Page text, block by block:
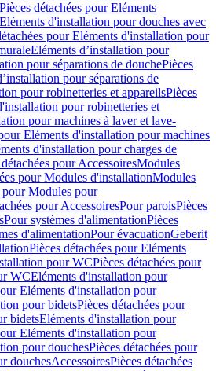
Pièces détachées pour Eléments
Eléments d'installation pour douches avec
pour Eléments d'installation pour
Eléments d’installation pour
pour séparations de douchePièces
pour séparations de
pour robinetteries et appareilsPièces
pour robinetteries et
pour machines à laver et lave-
Eléments d'installation pour machines
d'installation pour charges de
pour AccessoiresModules
pour Modules d'installationModules
pour Modules pour
pour AccessoiresPour paroisPièces
Pour systèmes d'alimentationPièces
d'alimentationPour évacuationGeberit
Pièces détachées pour Eléments
pour WCPièces détachées pour
WCEléments d'installation pour
Eléments d'installation pour
pour bidetsPièces détachées pour
bidetsEléments d'installation pour
Eléments d'installation pour
pour douchesPièces détachées pour
douchesAccessoiresPièces détachées